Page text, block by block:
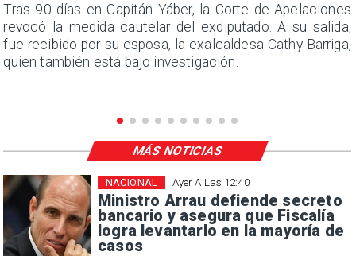
Tras 90 días en Capitán Yáber, la Corte de Apelaciones
revocó la medida cautelar del exdiputado. A su salida,
fue recibido por su esposa, la exalcaldesa Cathy Barriga,
quien también está bajo investigación.
Ayer A Las 12:40
Ministro Arrau defiende secreto
bancario y asegura que Fiscalía
logra levantarlo en la mayoría de
casos
NACIONAL
MÁS NOTICIAS